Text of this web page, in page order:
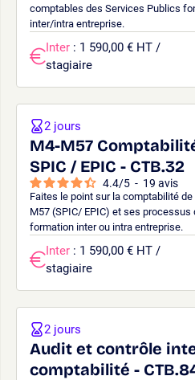
comptables des Services Publics
inter/intra entreprise.
Inter : 1 590,00 € HT /
stagiaire
M4-M57
SPIC / EPIC - CTB.32
4.4/5 - 19 avis
Faites le point sur la comptabilité
M57 (SPIC/ EPIC) et ses
formation inter ou intra entreprise.
2 jours
Inter : 1 590,00 € HT /
stagiaire
Audit et contrôle
comptabilité -
2 jours